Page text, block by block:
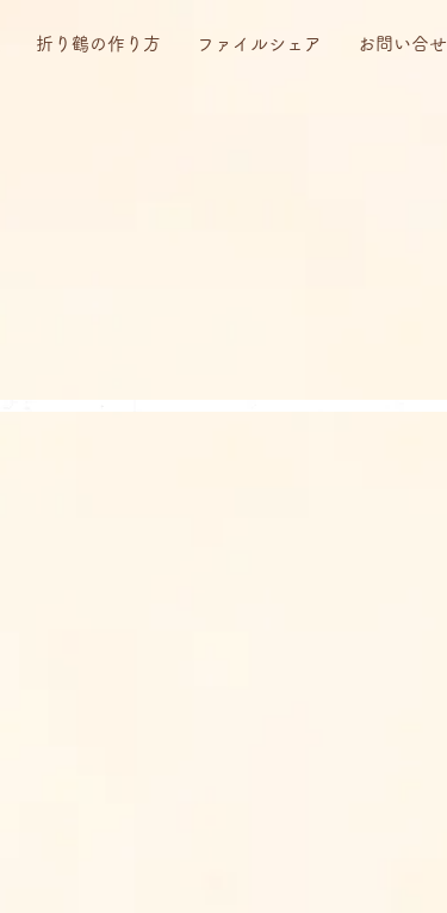
折り鶴の作り方 ファイルシェア お問い合せ